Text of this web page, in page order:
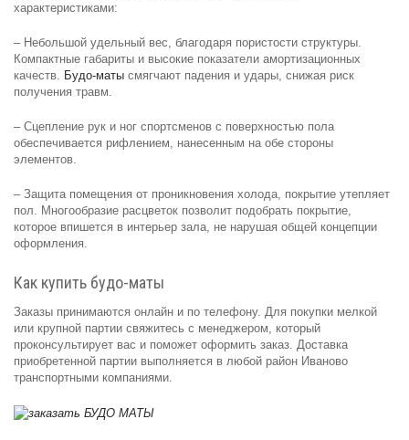
характеристиками:
– Небольшой удельный вес, благодаря пористости структуры.
Компактные габариты и высокие показатели амортизационных
качеств. Будо-маты смягчают падения и удары, снижая риск
получения травм.
– Сцепление рук и ног спортсменов с поверхностью пола
обеспечивается рифлением, нанесенным на обе стороны
элементов.
– Защита помещения от проникновения холода, покрытие утепляет
пол. Многообразие расцветок позволит подобрать покрытие,
которое впишется в интерьер зала, не нарушая общей концепции
оформления.
Как купить будо-маты
Заказы принимаются онлайн и по телефону. Для покупки мелкой
или крупной партии свяжитесь с менеджером, который
проконсультирует вас и поможет оформить заказ. Доставка
приобретенной партии выполняется в любой район Иваново
транспортными компаниями.